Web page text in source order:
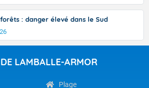
: danger élevé dans le Sud
LAMBALLE-ARMOR
Plage